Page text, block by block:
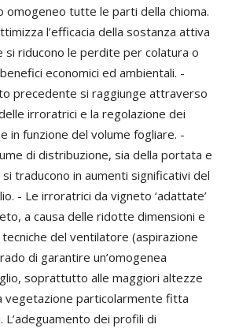
omogeneo tutte le parti della chioma.
l’efficacia della sostanza attiva
si riducono le perdite per colatura o
economici ed ambientali. -
precedente si raggiunge attraverso
irroratrici e la regolazione dei
in funzione del volume fogliare. -
di distribuzione, sia della portata e
si traducono in aumenti significativi del
- Le irroratrici da vigneto ‘adattate’
a causa delle ridotte dimensioni e
del ventilatore (aspirazione
di garantire un’omogenea
soprattutto alle maggiori altezze
vegetazione particolarmente fitta
dei profili di